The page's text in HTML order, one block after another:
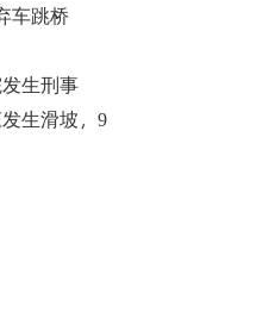
车跳桥
生刑事
生滑坡，9